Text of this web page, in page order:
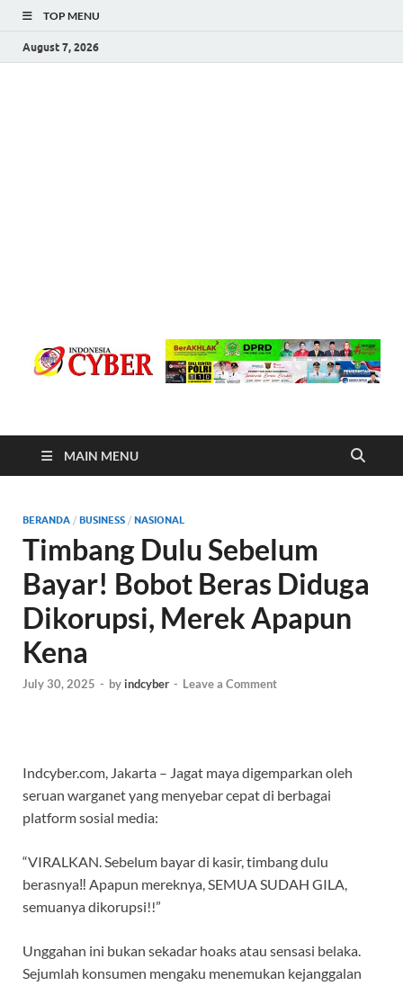
TOP MENU
August 7, 2026
Indonesia Cyber
MAIN MENU
BERANDA / BUSINESS / NASIONAL
Timbang Dulu Sebelum
Bayar! Bobot Beras Diduga
Dikorupsi, Merek Apapun
Kena
July 30, 2025 - by indcyber - Leave a Comment
Indcyber.com, Jakarta – Jagat maya digemparkan oleh
seruan warganet yang menyebar cepat di berbagai
platform sosial media:
“VIRALKAN. Sebelum bayar di kasir, timbang dulu
berasnya‼️ Apapun mereknya, SEMUA SUDAH GILA,
semuanya dikorupsi!!”
Unggahan ini bukan sekadar hoaks atau sensasi belaka.
Sejumlah konsumen mengaku menemukan kejanggalan